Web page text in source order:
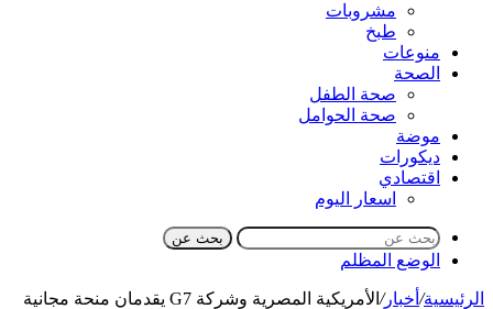
مشروبات
طبخ
منوعات
الصحة
صحة الطفل
صحة الحوامل
موضة
ديكورات
اقتصادي
اسعار اليوم
بحث عن
الوضع المظلم
الرئيسية/ أخبار/ الأمريكية المصرية وشركة G7 يقدمان منحة مجانية